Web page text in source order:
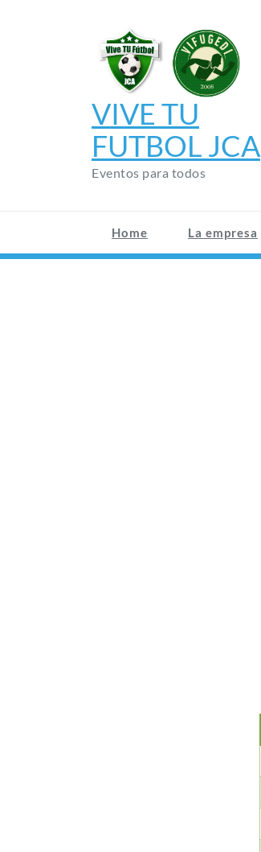
VIVE TU
FUTBOL JCA
Eventos para todos
Home La empresa